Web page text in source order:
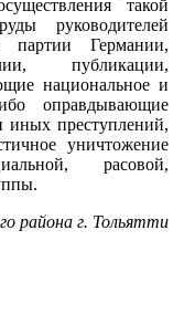
такой
руководителей
партии Германии,
публикации,
национальное и
оправдывающие
иных преступлений,
уничтожение
расовой,
района г. Тольятти